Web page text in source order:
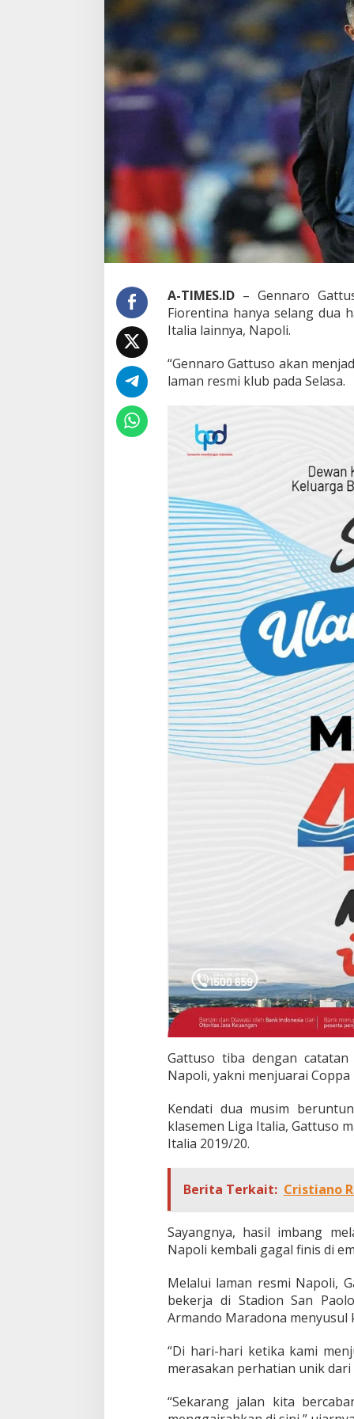
p
a
o
l
i
n
a
g
F
i
e
n
t
a
A-TIMES.ID– Gennaro
Fiorentina hanya selang dua
Italia lainnya, Napoli.
“Gennaro Gattuso akan
laman resmi klub pada Selasa.
Gattuso tiba dengan
Napoli, yakni menjuarai Coppa
Kendati dua musim
klasemen Liga Italia, Gattuso
Italia 2019/20.
Berita Terkait: Cristiano
Sayangnya, hasil imbang
Napoli kembali gagal finis di
Melalui laman resmi Napoli,
bekerja di Stadion San
Armando Maradona menyusul
“Di hari-hari ketika kami
merasakan perhatian unik
“Sekarang jalan kita